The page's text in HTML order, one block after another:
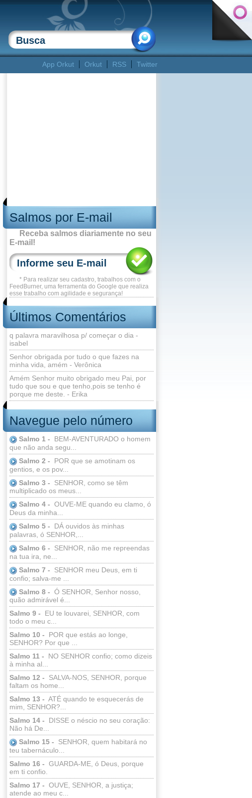
App Orkut Orkut RSS Twitter
Salmos por E-mail
Receba salmos diariamente no seu
E-mail!
* Para realizar seu cadastro, trabalhos com o
FeedBurner, uma ferramenta do Google que realiza
esse trabalho com agilidade e segurança!
Últimos Comentários
q palavra maravilhosa p/ começar o dia -
isabel
Senhor obrigada por tudo o que fazes na
minha vida, amém - Verônica
Amém Senhor muito obrigado meu Pai, por
tudo que sou e que tenho,pois se tenho é
porque me deste. - Erika
Navegue pelo número
Salmo 1 -
BEM-AVENTURADO o homem
que não anda segu...
Salmo 2 -
POR que se amotinam os
gentios, e os pov...
Salmo 3 -
SENHOR, como se têm
multiplicado os meus...
Salmo 4 - OUVE-ME quando eu clamo, ó
Deus da minha...
Salmo 5 -
DÁ ouvidos às minhas
palavras, ó SENHOR,...
Salmo 6 -
SENHOR, não me repreendas
na tua ira, ne...
Salmo 7 -
SENHOR meu Deus, em ti
confio; salva-me ...
Salmo 8 - Ó SENHOR, Senhor nosso,
quão admirável é...
Salmo 9 -
EU te louvarei, SENHOR, com
todo o meu c...
Salmo 10 -
POR que estás ao longe,
SENHOR? Por que ...
Salmo 11 -
NO SENHOR confio; como dizeis
à minha al...
Salmo 12 -
SALVA-NOS, SENHOR, porque
faltam os home...
Salmo 13 - ATÉ quando te esquecerás de
mim, SENHOR?...
Salmo 14 -
DISSE o néscio no seu coração:
Não há De...
Salmo 15 -
SENHOR, quem habitará no
teu tabernáculo...
Salmo 16 - GUARDA-ME, ó Deus, porque
em ti confio.
Salmo 17 - OUVE, SENHOR, a justiça;
atende ao meu c...